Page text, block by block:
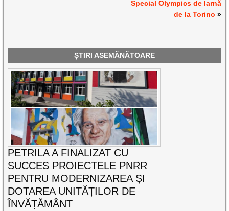
Special Olympics de Iarnă
de la Torino »
ȘTIRI ASEMĂNĂTOARE
PETRILA A FINALIZAT CU
SUCCES PROIECTELE PNRR
PENTRU MODERNIZAREA ȘI
DOTAREA UNITĂȚILOR DE
ÎNVĂȚĂMÂNT